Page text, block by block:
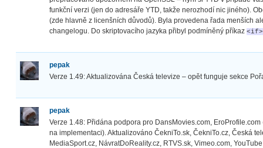
funkční verzi (jen do adresáře YTD, takže nerozhodí nic jiného).
(zde hlavně z licenšních důvodů). Byla provedena řada menších
changelogu. Do skriptovacího jazyka přibyl podmíněný příkaz <if>
pepak
Verze 1.49: Aktualizována Česká televize – opět funguje sekce
pepak
Verze 1.48: Přidána podpora pro DansMovies.com,
na implementaci). Aktualizováno ČekniTo.sk, ČekniTo.cz, Česká
MediaSport.cz, NávratDoReality.cz, RTVS.sk, Vimeo.com,